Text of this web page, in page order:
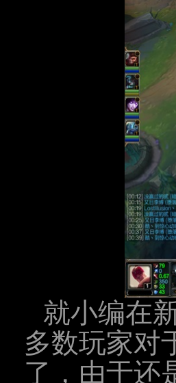
就小编在
多数玩家对
了，由于还